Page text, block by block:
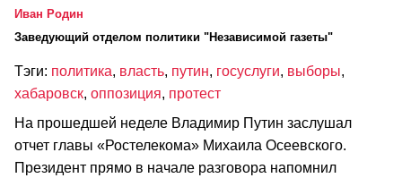
Иван Родин
Заведующий отделом политики "Независимой газеты"
Тэги: политика, власть, путин, госуслуги, выборы,
хабаровск, оппозиция, протест
На прошедшей неделе Владимир Путин заслушал
отчет главы «Ростелекома» Михаила Осеевского.
Президент прямо в начале разговора напомнил